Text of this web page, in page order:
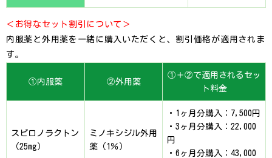
＜お得なセット割引について＞
内服薬と外用薬を一緒に購入いただくと、割引価格が適用されま
す。
①内服薬 ②外用薬
①＋②で適用されるセッ
ト料金
スピロノラクトン
（25mg）
ミノキシジル外用
薬（1％）
・1ヶ月分購入：7,500円
・3ヶ月分購入：22,000
円
・6ヶ月分購入：43,000